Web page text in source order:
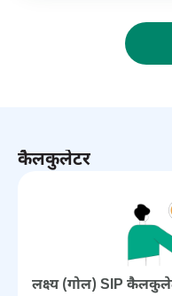
कैलकुलेटर
लक्ष्‍य (गोल) SIP